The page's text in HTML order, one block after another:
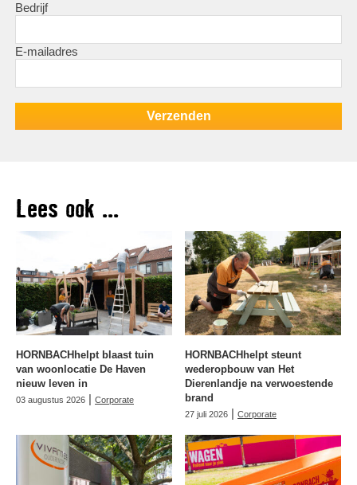
Bedrijf
E-mailadres
Lees ook ...
HORNBACHhelpt blaast tuin
van woonlocatie De Haven
nieuw leven in
03 augustus 2026 | Corporate
HORNBACHhelpt steunt
wederopbouw van Het
Dierenlandje na verwoestende
brand
27 juli 2026 | Corporate